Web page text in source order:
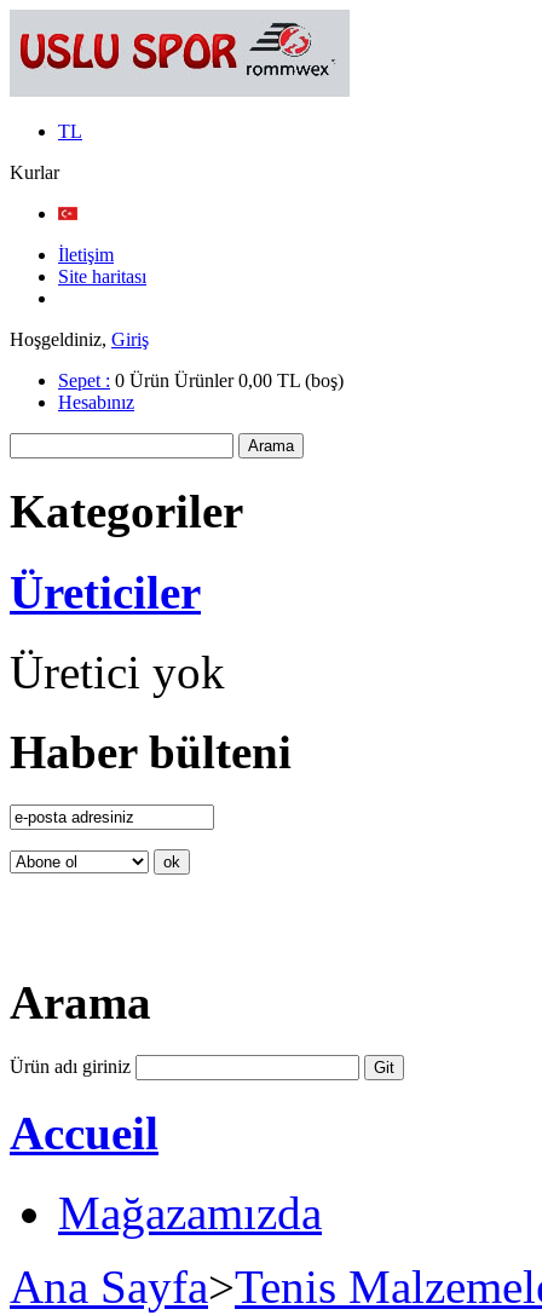
TL
Kurlar
İletişim
Site haritası
Hoşgeldiniz, Giriş
Sepet : 0 Ürün Ürünler 0,00 TL (boş)
Hesabınız
Kategoriler
Üreticiler
Üretici yok
Haber bülteni
Arama
Ürün adı giriniz
Accueil
Mağazamızda
Ana Sayfa>Tenis